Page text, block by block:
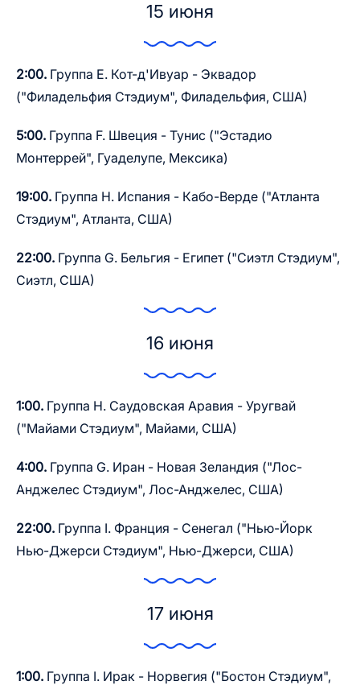
15 июня
2:00. Группа Е. Кот-д'Ивуар - Эквадор
("Филадельфия Стэдиум", Филадельфия, США)
5:00. Группа F. Швеция - Тунис ("Эстадио
Монтеррей", Гуаделупе, Мексика)
19:00. Группа Н. Испания - Кабо-Верде ("Атланта
Стэдиум", Атланта, США)
22:00. Группа G. Бельгия - Египет ("Сиэтл Стэдиум",
Сиэтл, США)
16 июня
1:00. Группа Н. Саудовская Аравия - Уругвай
("Майами Стэдиум", Майами, США)
4:00. Группа G. Иран - Новая Зеландия ("Лос-
Анджелес Стэдиум", Лос-Анджелес, США)
22:00. Группа I. Франция - Сенегал ("Нью-Йорк
Нью-Джерси Стэдиум", Нью-Джерси, США)
17 июня
1:00. Группа I. Ирак - Норвегия ("Бостон Стэдиум",